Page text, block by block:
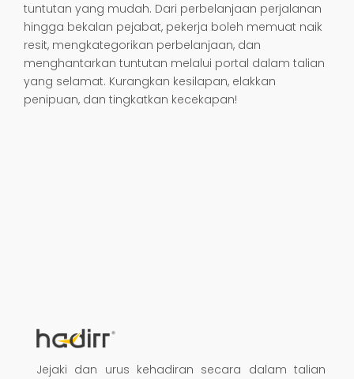
tuntutan yang mudah. Dari perbelanjaan perjalanan
hingga bekalan pejabat, pekerja boleh memuat naik
resit, mengkategorikan perbelanjaan, dan
menghantarkan tuntutan melalui portal dalam talian
yang selamat. Kurangkan kesilapan, elakkan
penipuan, dan tingkatkan kecekapan!
Jejaki dan urus kehadiran secara dalam talian